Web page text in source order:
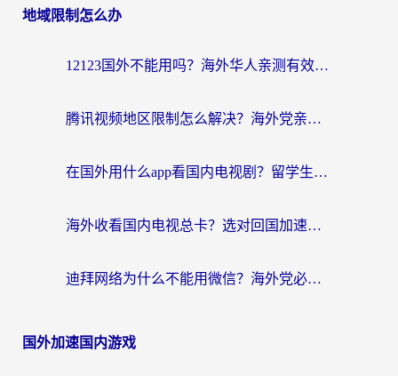
地域限制怎么办
12123国外不能用吗？海外华人亲测有效的回国加速方案来了
腾讯视频地区限制怎么解决？海外党亲测有效的回国加速器选择指南
在国外用什么app看国内电视剧？留学生亲测有效的回国加速方案
海外收看国内电视总卡？选对回国加速器，让你流畅追《狂飙》《长相思》
迪拜网络为什么不能用微信？海外党必看的回国加速解决方案
国外加速国内游戏